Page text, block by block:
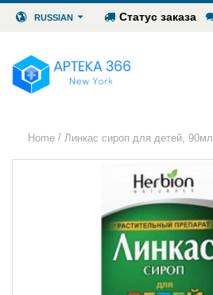
RUSSIAN Статус заказа
Home / Линкас сироп для детей, 90мл